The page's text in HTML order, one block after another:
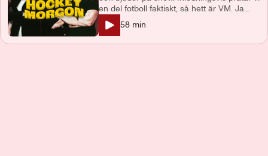
en del fotboll faktiskt, så hett är VM. Ja
efter överkörningen av Slovenien har
tempen gått ner, men vi har lika roligt för
58 min